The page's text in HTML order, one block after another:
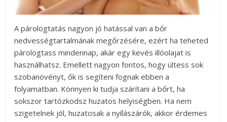
A párologtatás nagyon jó hatással van a bőr
nedvességtartalmának megőrzésére, ezért ha teheted
párologtass mindennap, akár egy kevés illóolajat is
használhatsz. Emellett nagyon fontos, hogy ültess sok
szobanövényt, ők is segíteni fognak ebben a
folyamatban. Könnyen ki tudja szárítani a bőrt, ha
sokszor tartózkodsz huzatos helyiségben. Ha nem
szigetelnek jól, huzatosak a nyílászárók, akkor érdemes